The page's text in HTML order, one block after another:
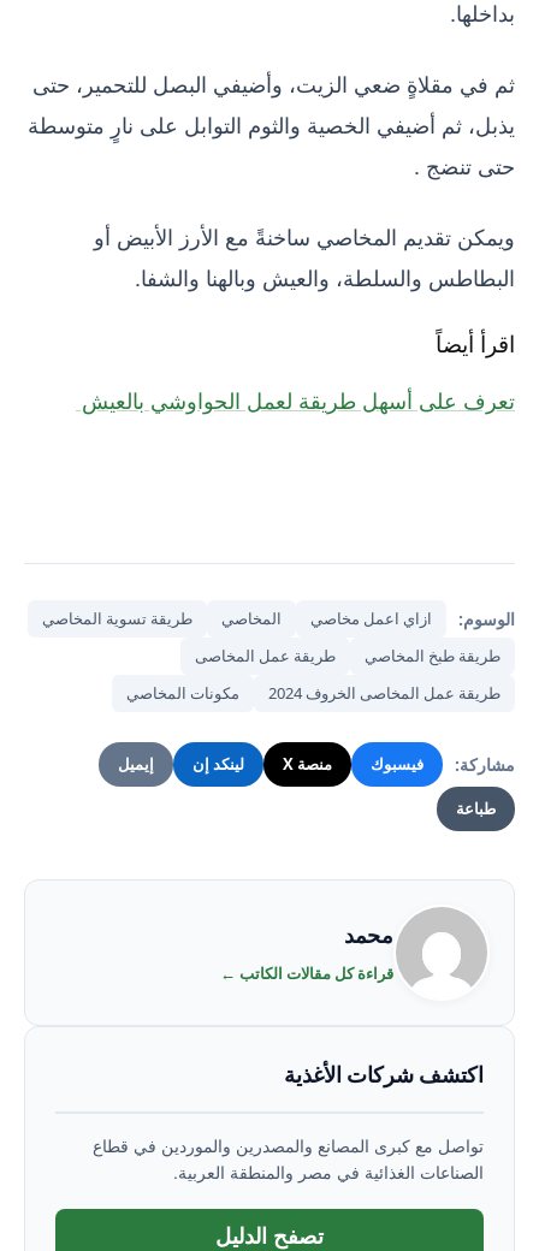
بداخلها.
ثم في مقلاةٍ ضعي الزيت، وأضيفي البصل للتحمير، حتى
يذبل، ثم أضيفي الخصية والثوم التوابل على نارٍ متوسطة
حتى تنضج .
ويمكن تقديم المخاصي ساخنةً مع الأرز الأبيض أو
البطاطس والسلطة، والعيش وبالهنا والشفا.
اقرأ أيضاً
تعرف على أسهل طريقة لعمل الحواوشي بالعيش
الوسوم: ازاي اعمل مخاصي المخاصي
طريقة تسوية المخاصي
طريقة طبخ المخاصي
طريقة عمل المخاصى
طريقة عمل المخاصى الخروف 2024
مكونات المخاصي
مشاركة: فيسبوك منصة X لينكد إن إيميل
طباعة
محمد
قراءة كل مقالات الكاتب ←
اكتشف شركات الأغذية
تواصل مع كبرى المصانع والمصدرين والموردين في قطاع
الصناعات الغذائية في مصر والمنطقة العربية.
تصفح الدليل